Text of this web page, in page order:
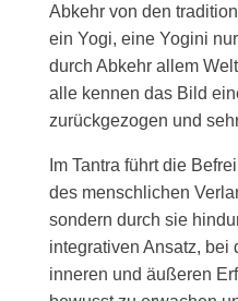
Abkehr von den
ein Yogi, eine Yogini
durch Abkehr allem
alle kennen das Bild
zurückgezogen und
Im Tantra führt die
des menschlichen
sondern durch sie
integrativen Ansatz, bei
inneren und äußeren